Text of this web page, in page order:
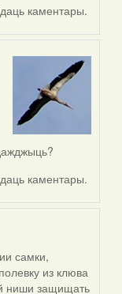
каментары.
каментары.
самки,
из клюва
ниши защищать